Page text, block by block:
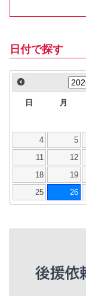
日付で探す
日 月
4 5
11 12
18 19
25 26